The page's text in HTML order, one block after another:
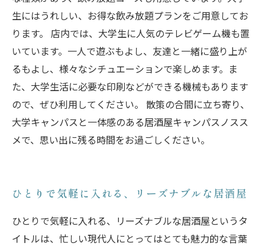
生にはうれしい、お得な飲み放題プランをご用意してお
ります。 店内では、大学生に人気のテレビゲーム機も置
いています。一人で遊ぶもよし、友達と一緒に盛り上が
るもよし、様々なシチュエーションで楽しめます。ま
た、大学生活に必要な印刷などができる機械もあります
ので、ぜひ利用してください。 散策の合間に立ち寄り、
大学キャンパスと一体感のある居酒屋キャンパスノスス
メで、思い出に残る時間をお過ごしください。
ひとりで気軽に入れる、リーズナブルな居酒屋
ひとりで気軽に入れる、リーズナブルな居酒屋というタ
イトルは、忙しい現代人にとってはとても魅力的な言葉